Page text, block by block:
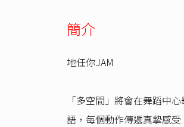
簡介
地任你JAM
「多空間」將會在舞蹈中
語，每個動作傳遞真摯感